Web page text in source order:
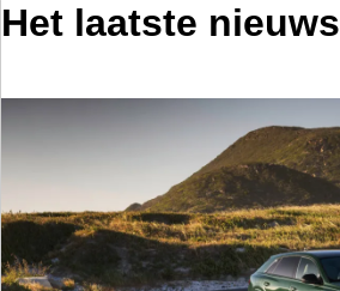
Het laatste nieuws